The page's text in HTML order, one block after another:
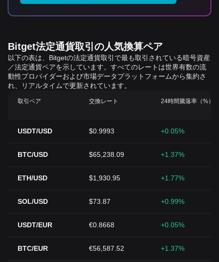
Bitget法定通貨取引の人気換算ペア
以下の表は、Bitgetの法定通貨取引で最も取引されている暗号資産
／法定通貨ペアを示しています。すべてのレートは世界有数の流
動性プロバイダーおよび市場データプラットフォームから集約さ
れ、リアルタイムで更新されています。
取引ペア 交換レート 24時間騰落率（%）
USDT/USD $0.9993 +0.05%
BTC/USD $65,238.09 +1.37%
ETH/USD $1,930.95 +1.77%
SOL/USD $73.87 +0.99%
USDT/EUR €0.8668 +0.05%
BTC/EUR €56,587.52 +1.37%